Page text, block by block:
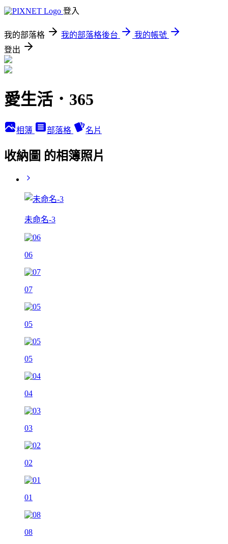
登入
我的部落格 我的部落格後台
我的帳號
登出
愛生活．365
相簿 部落格 名片
收納圖 的相簿照片
未命名-3
06
07
05
05
04
03
02
01
08